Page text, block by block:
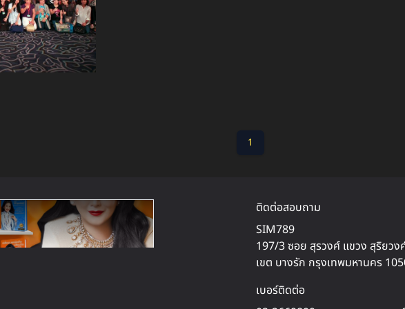
1
ติดต่อสอบถาม
SIM789
197/3 ซอย สุรวงศ์ แขวง สุริยวง
เขต บางรัก กรุงเทพมหานคร
เบอร์ติดต่อ